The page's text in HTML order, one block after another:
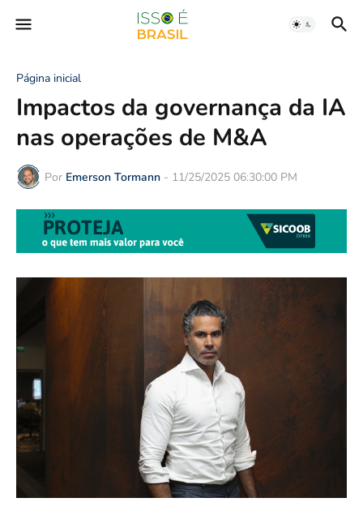
Página inicial
Impactos da governança da IA
nas operações de M&A
Por Emerson Tormann - 11/25/2025 06:30:00 PM